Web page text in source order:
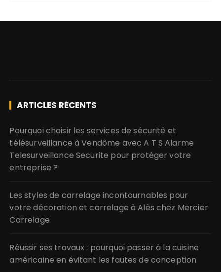
ARTICLES RÉCENTS
Pourquoi choisir les services de sécurité et
télésurveillance à Vendôme avec A T S Alarme
Telesurveillance Securite pour protéger votre
entreprise ?
Les styles de carrelage incontournables pour
votre décoration et carrelage à Alès chez Mercier
Carrelage
Réussir ses travaux : pourquoi passer à la cuisine
américaine en évitant les fautes de conception